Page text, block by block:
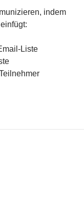
indem
Liste